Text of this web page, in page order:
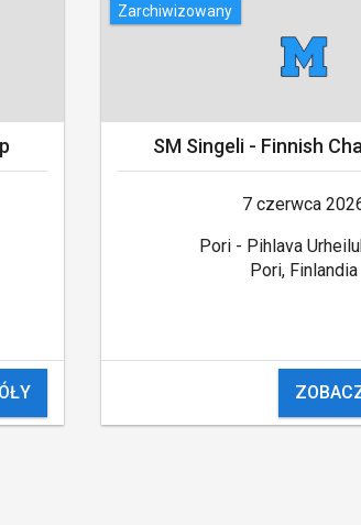
Zarchiwizowany
SM Singeli - Finnish
7 czerwca
Pori - Pihlava
Pori, Finlandia